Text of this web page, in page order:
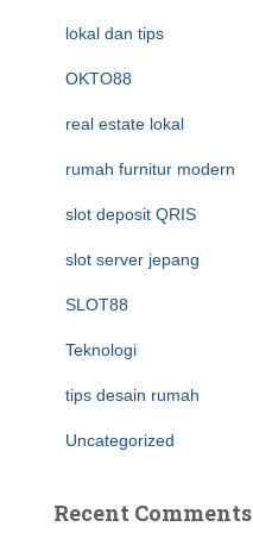
lokal dan tips
OKTO88
real estate lokal
rumah furnitur modern
slot deposit QRIS
slot server jepang
SLOT88
Teknologi
tips desain rumah
Uncategorized
Recent Comments